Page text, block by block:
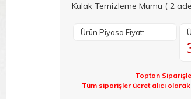
Kulak Temizleme Mumu ( 2
Ürün Piyasa Fiyat:
Toptan
Tüm siparişler ücret alıcı